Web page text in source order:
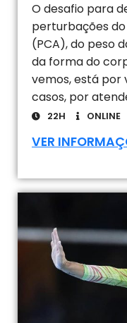
O desafio para
perturbações
(PCA), do peso
da forma do
vemos, está por
casos, por
22H ONLINE
VER